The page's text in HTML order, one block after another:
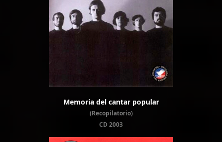
Memoria del cantar popular
(Recopilatorio)
CD 2003